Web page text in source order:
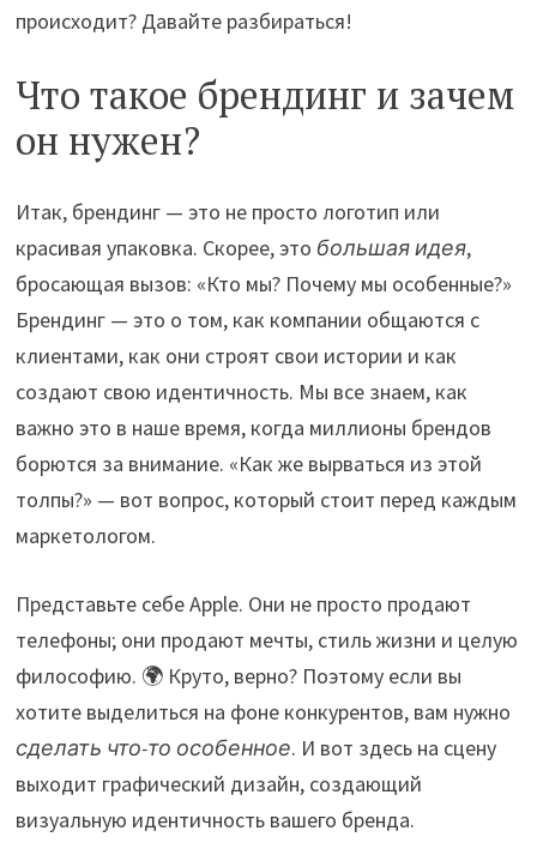
происходит? Давайте разбираться!
Что такое брендинг и зачем
он нужен?
Итак, брендинг — это не просто логотип или
красивая упаковка. Скорее, это большая идея,
бросающая вызов: «Кто мы? Почему мы особенные?»
Брендинг — это о том, как компании общаются с
клиентами, как они строят свои истории и как
создают свою идентичность. Мы все знаем, как
важно это в наше время, когда миллионы брендов
борются за внимание. «Как же вырваться из этой
толпы?» — вот вопрос, который стоит перед каждым
маркетологом.
Представьте себе Apple. Они не просто продают
телефоны; они продают мечты, стиль жизни и целую
философию. 🌍 Круто, верно? Поэтому если вы
хотите выделиться на фоне конкурентов, вам нужно
сделать что-то особенное. И вот здесь на сцену
выходит графический дизайн, создающий
визуальную идентичность вашего бренда.